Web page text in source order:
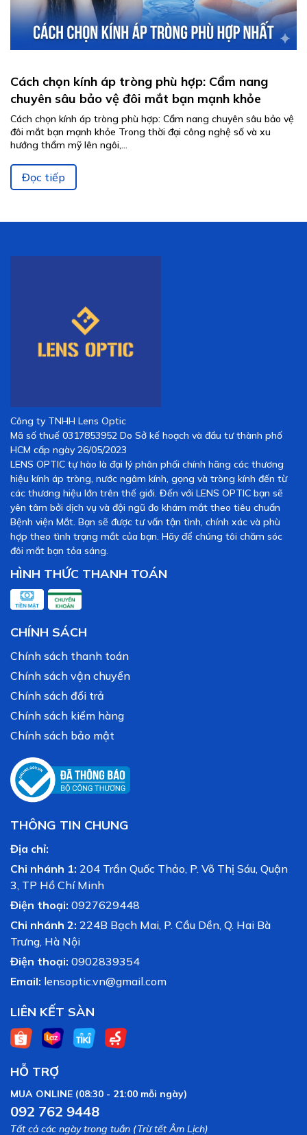
Cách chọn kính áp tròng phù hợp: Cẩm nang
chuyên sâu bảo vệ đôi mắt bạn mạnh khỏe
Cách chọn kính áp tròng phù hợp: Cẩm nang chuyên sâu bảo vệ
đôi mắt bạn mạnh khỏe Trong thời đại công nghệ số và xu
hướng thẩm mỹ lên ngôi,...
Đọc tiếp
Công ty TNHH Lens Optic
Mã số thuế 0317853952 Do Sở kế hoạch và đầu tư thành phố
HCM cấp ngày 26/05/2023
LENS OPTIC tự hào là đại lý phân phối chính hãng các thương
hiệu kính áp tròng, nước ngâm kính, gọng và tròng kính đến từ
các thương hiệu lớn trên thế giới. Đến với LENS OPTIC bạn sẽ
yên tâm bởi dịch vụ và đội ngũ đo khám mắt theo tiêu chuẩn
Bệnh viện Mắt. Bạn sẽ được tư vấn tận tình, chính xác và phù
hợp theo tình trạng mắt của bạn. Hãy để chúng tôi chăm sóc
đôi mắt bạn tỏa sáng.
HÌNH THỨC THANH TOÁN
CHÍNH SÁCH
Chính sách thanh toán
Chính sách vận chuyển
Chính sách đổi trả
Chính sách kiểm hàng
Chính sách bảo mật
THÔNG TIN CHUNG
Địa chỉ:
Chi nhánh 1: 204 Trần Quốc Thảo, P. Võ Thị Sáu, Quận
3, TP Hồ Chí Minh
Điện thoại: 0927629448
Chi nhánh 2: 224B Bạch Mai, P. Cầu Dền, Q. Hai Bà
Trưng, Hà Nội
Điện thoại: 0902839354
Email: lensoptic.vn@gmail.com
LIÊN KẾT SÀN
HỖ TRỢ
MUA ONLINE (08:30 - 21:00 mỗi ngày)
092 762 9448
Tất cả các ngày trong tuần (Trừ tết Âm Lịch)